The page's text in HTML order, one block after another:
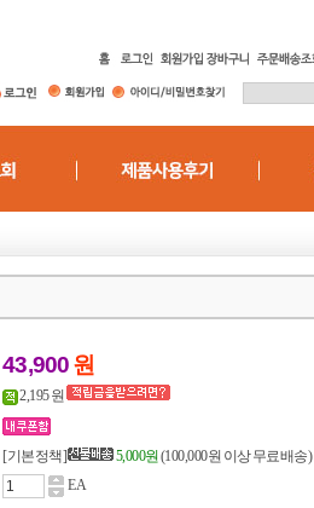
43,900원
2,195 원
[기본정책] 5,000원 (100,000원 이상 무료배송)
EA